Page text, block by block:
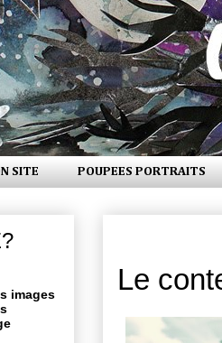
SITE POUPEES PORTRAITS
Le
images